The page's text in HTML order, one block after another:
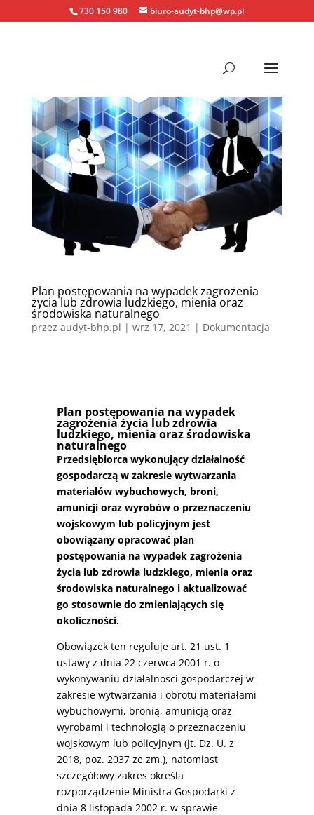
730 150 980 biuro-audyt-bhp@wp.pl
Plan postępowania na wypadek zagrożenia
życia lub zdrowia ludzkiego, mienia oraz
środowiska naturalnego
przez audyt-bhp.pl | wrz 17, 2021 | Dokumentacja
Plan postępowania na wypadek
zagrożenia życia lub zdrowia
ludzkiego, mienia oraz środowiska
naturalnego
Przedsiębiorca wykonujący działalność
gospodarczą w zakresie wytwarzania
materiałów wybuchowych, broni,
amunicji oraz wyrobów o przeznaczeniu
wojskowym lub policyjnym jest
obowiązany opracować plan
postępowania na wypadek zagrożenia
życia lub zdrowia ludzkiego, mienia oraz
środowiska naturalnego i aktualizować
go stosownie do zmieniających się
okoliczności.
Obowiązek ten reguluje art. 21 ust. 1
ustawy z dnia 22 czerwca 2001 r. o
wykonywaniu działalności gospodarczej w
zakresie wytwarzania i obrotu materiałami
wybuchowymi, bronią, amunicją oraz
wyrobami i technologią o przeznaczeniu
wojskowym lub policyjnym (jt. Dz. U. z
2018, poz. 2037 ze zm.), natomiast
szczegółowy zakres określa
rozporządzenie Ministra Gospodarki z
dnia 8 listopada 2002 r. w sprawie